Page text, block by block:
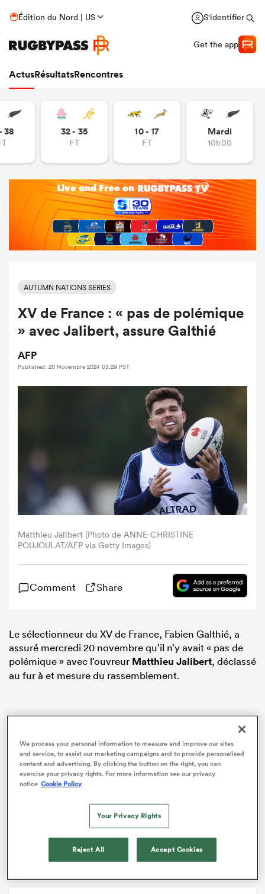
Édition du Nord | US S'identifier
Get the app
ActusRésultatsRencontres
38 32 - 35
FT
10 - 17
FT
Mardi
10h00
AUTUMN NATIONS SERIES
XV de France : « pas de polémique
» avec Jalibert, assure Galthié
AFP
Published: 20 Novembre 2024 03:29 PST
Matthieu Jalibert (Photo de ANNE-CHRISTINE
POUJOULAT/AFP via Getty Images)
Comment Share
Le sélectionneur du XV de France, Fabien Galthié, a
assuré mercredi 20 novembre qu’il n’y avait « pas de
polémique » avec l’ouvreur Matthieu Jalibert, déclassé
au fur à et mesure du rassemblement.
We process your personal information to measure and improve our sites
and service, to assist our marketing campaigns and to provide personalised
content and advertising. By clicking the button on the right, you can
exercise your privacy rights. For more information see our privacy
notice Cookie Policy
Your Privacy Rights
Reject All Accept Cookies